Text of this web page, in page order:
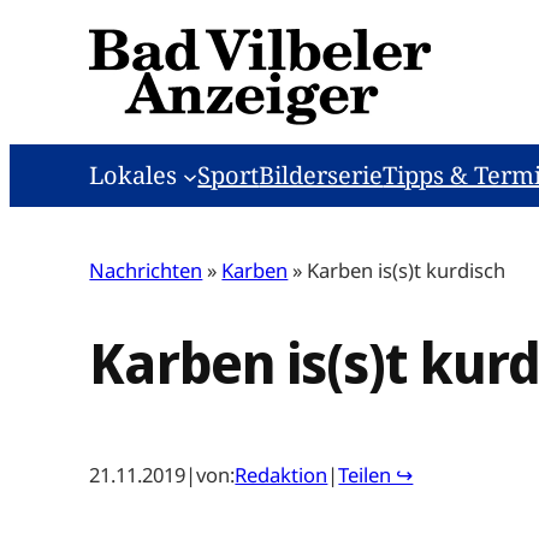
Lokales SportBilderserieTipps &
Nachrichten » Karben » Karben is(s)t kurdisch
Karben is(s)t
21.11.2019|von:Redaktion |Teilen ↪